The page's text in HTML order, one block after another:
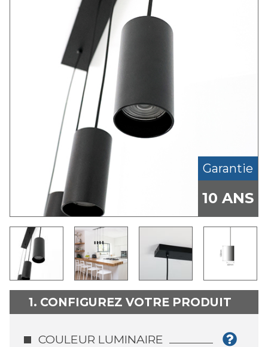
Garantie
10 ANS
1. CONFIGUREZ VOTRE PRODUIT
COULEUR LUMINAIRE